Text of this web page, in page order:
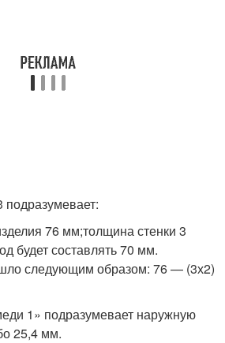
подразумевает:
76 мм;толщина стенки 3
будет составлять 70 мм.
следующим образом: 76 — (3х2)
1» подразумевает наружную
25,4 мм.